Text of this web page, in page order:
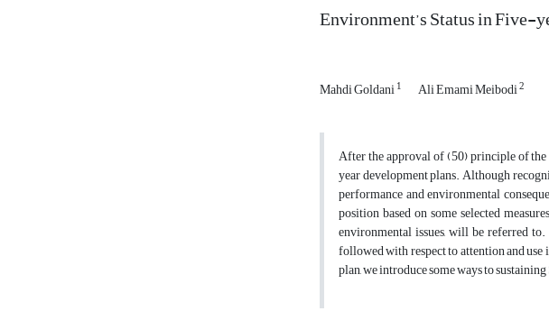
Environment’s Status in Five-
Mahdi Goldani1 Ali Emami Meibodi2
After the approval of (50) principle of
year development plans. Although
performance and environmental
position based on some selected
environmental issues, will be referred
followed with respect to attention and
plan, we introduce some ways to